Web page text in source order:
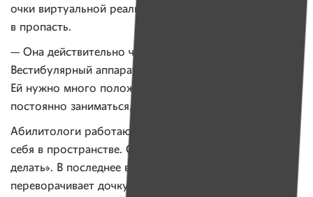
очки виртуальной реальности, где ты летишь
в пропасть.
— Она действительно чувствует это так. Но.
Вестибулярный аппарат можно тренировать.
Ей нужно много положительного опыта, ей нужно
постоянно заниматься, — объясняет Катя.
Абилитологи работают с движением, осознанием
себя в пространстве. С тем, что «я могу что-то
делать». В последнее время мама заметила, что когда
переворачивает дочку, Ира ей помогает, а не просто